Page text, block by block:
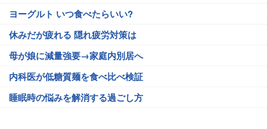
ヨーグルト いつ食べたらいい?
休みだが疲れる 隠れ疲労対策は
母が娘に減量強要→家庭内別居へ
内科医が低糖質麺を食べ比べ検証
睡眠時の悩みを解消する過ごし方